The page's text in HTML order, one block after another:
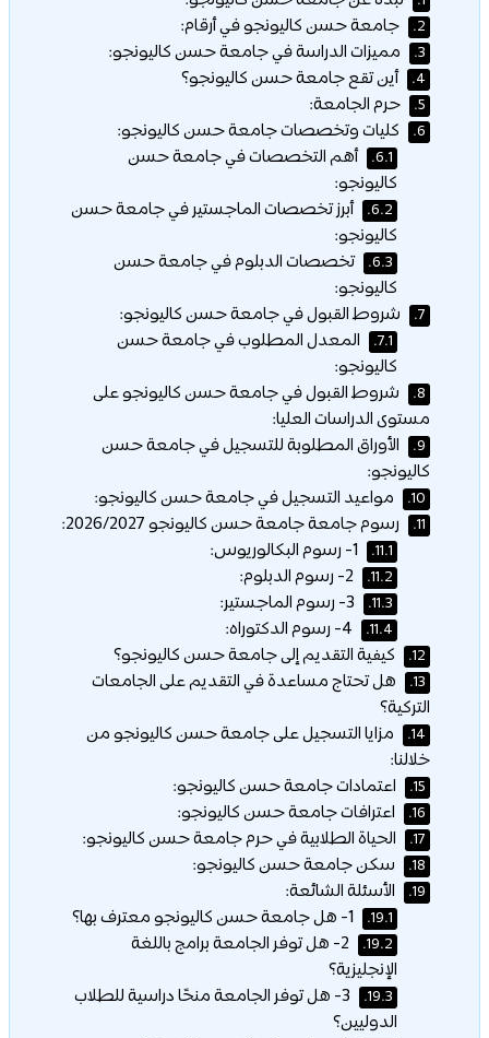
2. جامعة حسن كاليونجو في أرقام:
3. مميزات الدراسة في جامعة حسن كاليونجو:
4. أين تقع جامعة حسن كاليونجو؟
5. حرم الجامعة:
6. كليات وتخصصات جامعة حسن كاليونجو:
6.1.
أهم التخصصات في جامعة حسن
كاليونجو:
6.2.
أبرز تخصصات الماجستير في جامعة حسن
كاليونجو:
6.3.
تخصصات الدبلوم في جامعة حسن
كاليونجو:
7. شروط القبول في جامعة حسن كاليونجو:
7.1.
المعدل المطلوب في جامعة حسن
كاليونجو:
8.
شروط القبول في جامعة حسن كاليونجو على
مستوى الدراسات العليا:
9.
الأوراق المطلوبة للتسجيل في جامعة حسن
كاليونجو:
10. مواعيد التسجيل في جامعة حسن كاليونجو:
11. رسوم جامعة جامعة حسن كاليونجو 2026/2027:
11.1.
11.2.
11.3.
11.4.
12. كيفية التقديم إلى جامعة حسن كاليونجو؟
13.
هل تحتاج مساعدة في التقديم على الجامعات
التركية؟
14.
مزايا التسجيل على جامعة حسن كاليونجو من
خلالنا:
15. اعتمادات جامعة حسن كاليونجو:
16. اعترافات جامعة حسن كاليونجو:
17. الحياة الطلابية في حرم جامعة حسن كاليونجو:
18. سكن جامعة حسن كاليونجو:
19. الأسئلة الشائعة:
19.1.
19.2.
2- هل توفر الجامعة برامج باللغة
الإنجليزية؟
19.3.
3- هل توفر الجامعة منحًا دراسية للطلاب
الدوليين؟